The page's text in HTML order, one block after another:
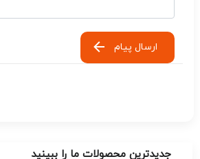
ارسال پیام
جدیدترین محصولات ما را ببینید